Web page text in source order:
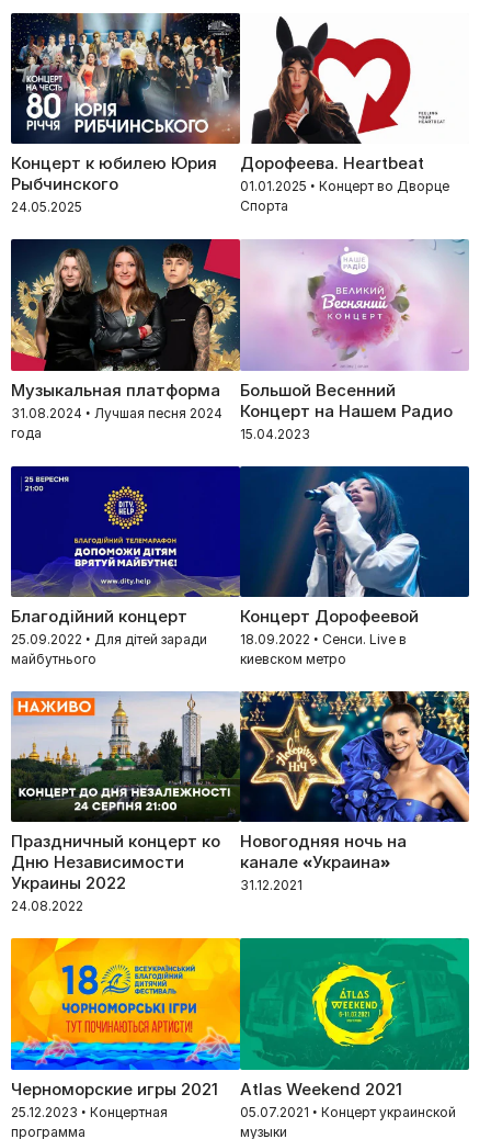
Концерт к юбилею Юрия
Рыбчинского
24.05.2025
Дорофеева. Heartbeat
01.01.2025 • Концерт во Дворце
Спорта
Музыкальная платформа
31.08.2024 • Лучшая песня 2024
года
Большой Весенний
Концерт на Нашем Радио
15.04.2023
Благодійний концерт
25.09.2022 • Для дітей заради
майбутнього
Концерт Дорофеевой
18.09.2022 • Сенси. Live в
киевском метро
Праздничный концерт ко
Дню Независимости
Украины 2022
24.08.2022
Новогодняя ночь на
канале «Украина»
31.12.2021
Черноморские игры 2021
25.12.2023 • Концертная
программа
Atlas Weekend 2021
05.07.2021 • Концерт украинской
музыки